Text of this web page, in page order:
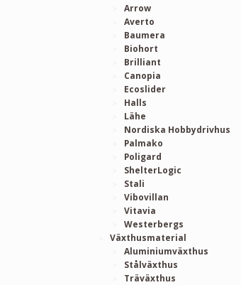
Arrow
Averto
Baumera
Biohort
Brilliant
Canopia
Ecoslider
Halls
Lähe
Nordiska Hobbydrivhus
Palmako
Poligard
ShelterLogic
Stali
Vibovillan
Vitavia
Westerbergs
Växthusmaterial
Aluminiumväxthus
Stålväxthus
Träväxthus